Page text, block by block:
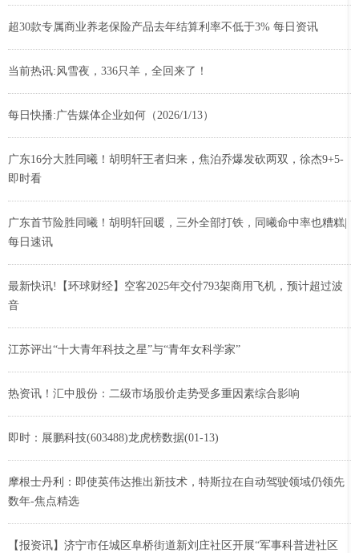
超30款专属商业养老保险产品去年结算利率不低于3% 每日资讯
当前热讯:风雪夜，336只羊，全回来了！
每日快播:广告媒体企业如何（2026/1/13）
广东16分大胜同曦！胡明轩王者归来，焦泊乔爆发砍两双，徐杰9+5-
即时看
广东首节险胜同曦！胡明轩回暖，三外全部打铁，同曦命中率也糟糕|
每日速讯
最新快讯!【环球财经】空客2025年交付793架商用飞机，预计超过波
音
江苏评出“十大青年科技之星”与“青年女科学家”
热资讯！汇中股份：二级市场股价走势受多重因素综合影响
即时：展鹏科技(603488)龙虎榜数据(01-13)
摩根士丹利：即使英伟达推出新技术，特斯拉在自动驾驶领域仍领先
数年-焦点精选
【报资讯】济宁市任城区阜桥街道新刘庄社区开展“军事科普进社区